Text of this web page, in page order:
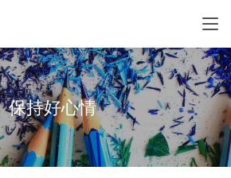
保持好心情